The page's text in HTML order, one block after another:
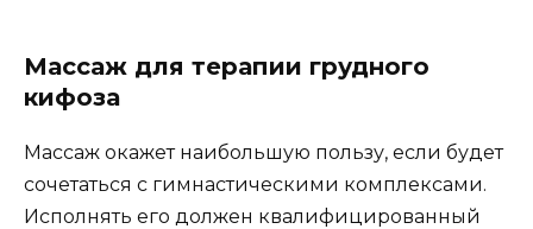
Массаж для терапии грудного
кифоза
Массаж окажет наибольшую пользу, если будет
сочетаться с гимнастическими комплексами.
Исполнять его должен квалифицированный